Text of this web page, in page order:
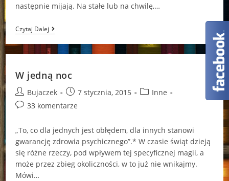
następnie mijają. Na stałe lub na chwilę,…
Czytaj DalejŚnieżka
Z
Umysłem
Sherocka
W jedną noc
Post
author:
Bujaczek
Post
published:
7 stycznia, 2015
PostInne
Post33 komentarze
„To, co dla jednych jest obłędem, dla innych stanowi
gwarancję zdrowia psychicznego”.* W czasie świąt dzieją
się różne rzeczy, pod wpływem tej specyficznej magii, a
może przez zbieg okoliczności, w to już nie wnikajmy.
Mówi…